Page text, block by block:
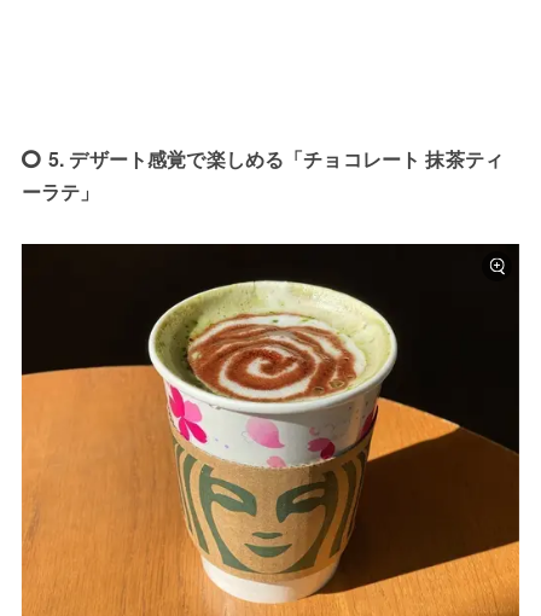
5. デザート感覚で楽しめる「チョコレート 抹茶ティ
ーラテ」